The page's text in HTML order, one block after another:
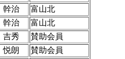
治
富山北
治
富山北
秀
賛助会員
朗
賛助会員